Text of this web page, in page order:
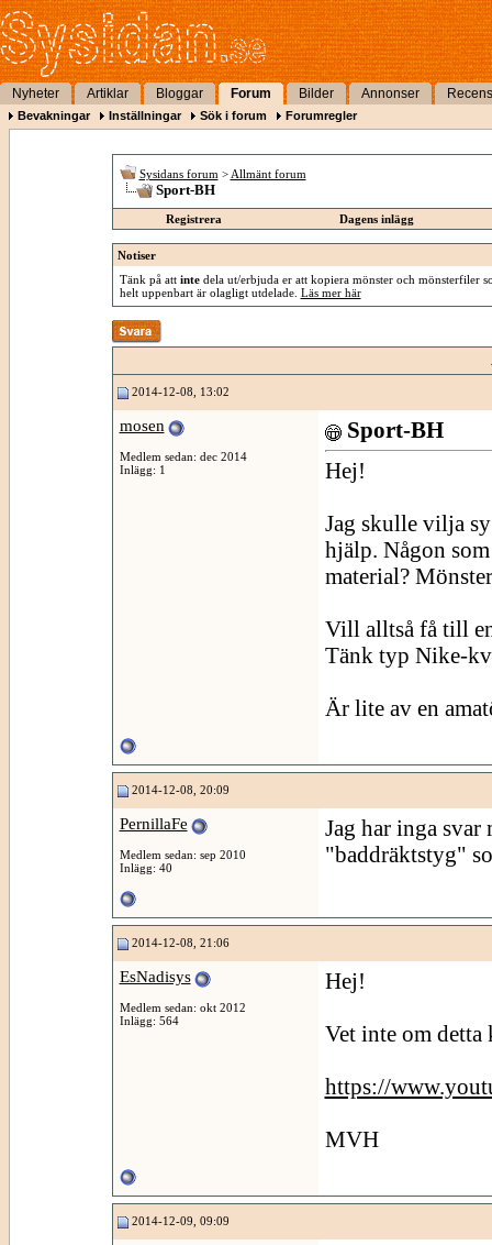
Nyheter Artiklar Bloggar Forum Bilder Annonser
Bevakningar Inställningar Sök i forum Forumregler
Sysidans forum > Allmänt forum
Sport-BH
Registrera Dagens inlägg
Notiser
Tänk på att intedela ut/erbjuda er att kopiera mönster och mönsterfiler
helt uppenbart är olagligt utdelade. Läs mer här
2014-12-08, 13:02
mosen
Medlem sedan: dec 2014
Inlägg: 1
Sport-BH
Hej!
Jag skulle vilja
hjälp. Någon
material?
Vill alltså få till
Tänk typ Nike-
Är lite av en
2014-12-08, 20:09
PernillaFe
Medlem sedan: sep 2010
Inlägg: 40
Jag har inga
"baddräktstyg"
2014-12-08, 21:06
EsNadisys
Medlem sedan: okt 2012
Inlägg: 564
Hej!
Vet inte om detta
https://
MVH
2014-12-09, 09:09